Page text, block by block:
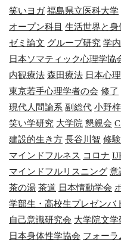
笑いヨガ 福島県立医科大学
オープン科目 生活世界と身
ゼミ論文 グループ研究 学
日本ソマティック心理学協
内観療法 森田療法 日本心
東京若手心理学者の会 修了
現代人間論系 副総代 小野
笑い学研究 大学院 懇親会
建設的生き方 長谷川智 修
マインドフルネス コロナ
マインドフルリスニング 意
茶の湯 茶道 日本情動学会
学部生・高校生プレゼンバ
自己意識研究会 大学院文学
日本身体性学協会 フォーラ